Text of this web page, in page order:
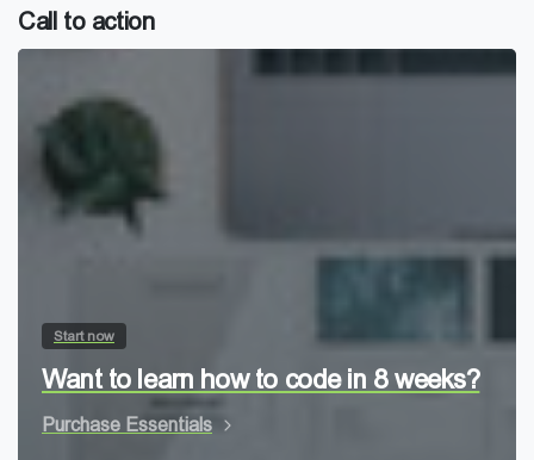
Call to action
Start now
Want to learn how to code in 8 weeks?
Purchase Essentials